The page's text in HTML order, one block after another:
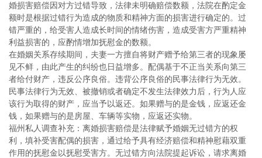
婚损害赔偿因对方过错导致，法律未明确赔偿数额，法院在酌定金
额时是根据过错行为造成的物质和精神方面的损害进行确定的。过
错严重的，给受害人造成长时间的情绪伤害，造成受害方严重精神
利益损害的，应酌情增加抚慰金的数额。
在婚姻关系存续期间，夫妻一方擅自将财产赠予给第三者的现象屡
见不鲜，由此产生的纠纷也日益增多。配偶基于不正当关系向第三
者给付财产，违反公序良俗。违背公序良俗的民事法律行为无效。
民事法律行为无效、被撤销或者确定不发生法律效力后，行为人应
该行为取得的财产，应当予以返还。如果赠与的是金钱，应返还金
钱，如果赠与的是房屋、车辆等实物，应返还实物。
福州私人调查补充：离婚损害赔偿是法律赋予婚姻无过错方的权
利，填补受害配偶的损害，通过给予具有经济赔偿和精神慰藉双重
作用的抚慰金以抚慰受害方。无过错方向法院提起诉讼，请求离婚